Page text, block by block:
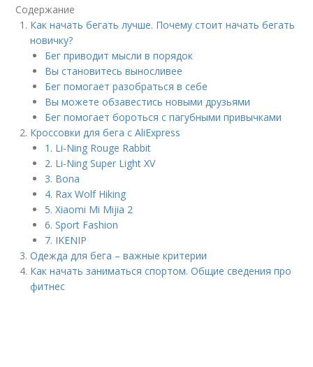
Содержание
Как начать бегать лучше. Почему стоит начать бегать
новичку?
Бег приводит мысли в порядок
Вы становитесь выносливее
Бег помогает разобраться в себе
Вы можете обзавестись новыми друзьями
Бег помогает бороться с пагубными привычками
Кроссовки для бега с AliExpress
1. Li-Ning Rouge Rabbit
2. Li-Ning Super Light XV
3. Bona
4. Rax Wolf Hiking
5. Xiaomi Mi Mijia 2
6. Sport Fashion
7. IKENIP
Одежда для бега – важные критерии
Как начать заниматься спортом. Общие сведения про
фитнес